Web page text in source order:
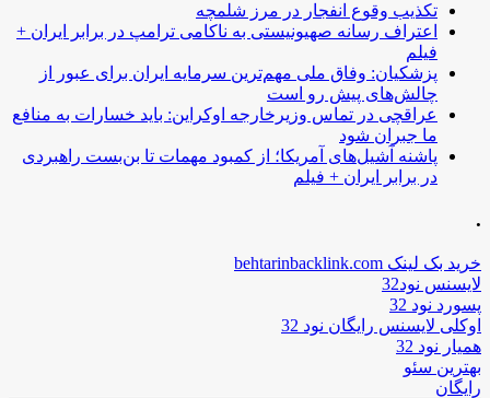
تکذیب وقوع انفجار در مرز شلمچه
اعتراف رسانه صهیونیستی به ناکامی ترامپ در برابر ایران +
فیلم
پزشکیان: وفاق ملی مهم‌ترین سرمایه ایران برای عبور از
چالش‌های پیش رو است
عراقچی در تماس وزیرخارجه اوکراین: باید خسارات به منافع
ما جبران شود
پاشنه آشیل‌های آمریکا؛ از کمبود مهمات تا بن‌بست راهبردی
در برابر ایران + فیلم
.
خرید بک لینک behtarinbacklink.com
لایسنس نود32
پسورد نود 32
اوکلی لایسنس رایگان نود 32
همیار نود 32
بهترین سئو
رایگان